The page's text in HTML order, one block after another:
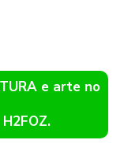
e arte no